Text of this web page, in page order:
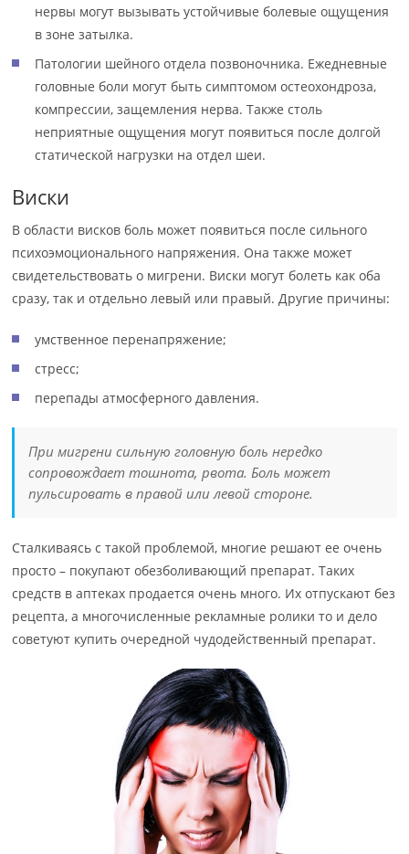
нервы могут вызывать устойчивые болевые ощущения
в зоне затылка.
Патологии шейного отдела позвоночника. Ежедневные
головные боли могут быть симптомом остеохондроза,
компрессии, защемления нерва. Также столь
неприятные ощущения могут появиться после долгой
статической нагрузки на отдел шеи.
Виски
В области висков боль может появиться после сильного
психоэмоционального напряжения. Она также может
свидетельствовать о мигрени. Виски могут болеть как оба
сразу, так и отдельно левый или правый. Другие причины:
умственное перенапряжение;
стресс;
перепады атмосферного давления.
При мигрени сильную головную боль нередко
сопровождает тошнота, рвота. Боль может
пульсировать в правой или левой стороне.
Сталкиваясь с такой проблемой, многие решают ее очень
просто – покупают обезболивающий препарат. Таких
средств в аптеках продается очень много. Их отпускают без
рецепта, а многочисленные рекламные ролики то и дело
советуют купить очередной чудодейственный препарат.